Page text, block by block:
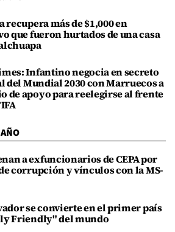
recupera más de $1,000 en
que fueron hurtados de una casa
Infantino negocia en secreto
del Mundial 2030 con Marruecos a
de apoyo para reelegirse al frente
a exfuncionarios de CEPA por
corrupción y vínculos con la MS-
se convierte en el primer país
Friendly" del mundo